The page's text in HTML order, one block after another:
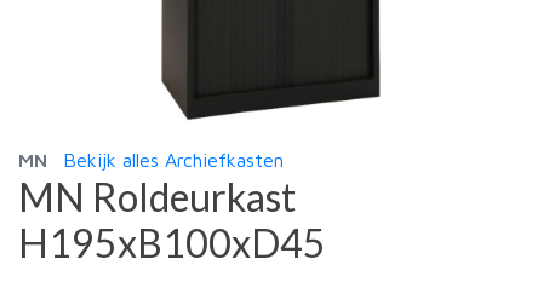
MN Bekijk alles Archiefkasten
MN Roldeurkast
H195xB100xD45